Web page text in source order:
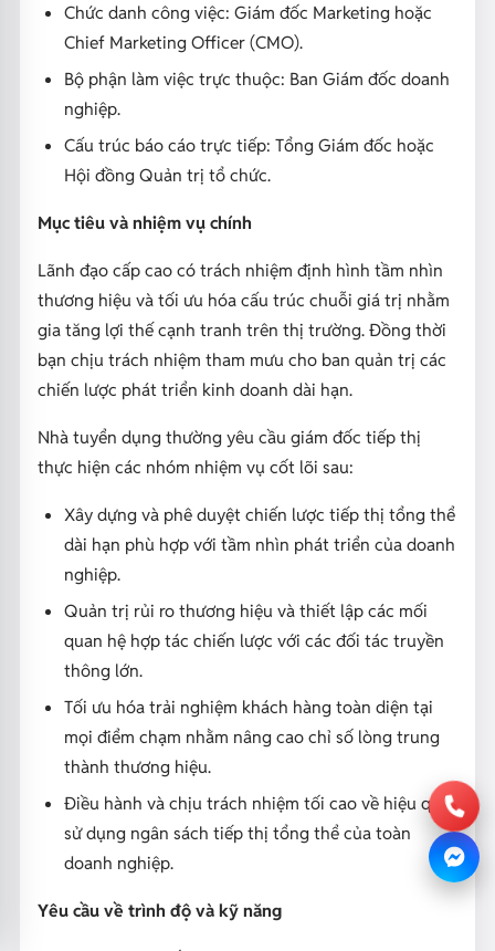
Chức danh công việc: Giám đốc Marketing hoặc
Chief Marketing Officer (CMO).
Bộ phận làm việc trực thuộc: Ban Giám đốc doanh
nghiệp.
Cấu trúc báo cáo trực tiếp: Tổng Giám đốc hoặc
Hội đồng Quản trị tổ chức.
Mục tiêu và nhiệm vụ chính
Lãnh đạo cấp cao có trách nhiệm định hình tầm nhìn
thương hiệu và tối ưu hóa cấu trúc chuỗi giá trị nhằm
gia tăng lợi thế cạnh tranh trên thị trường. Đồng thời
bạn chịu trách nhiệm tham mưu cho ban quản trị các
chiến lược phát triển kinh doanh dài hạn.
Nhà tuyển dụng thường yêu cầu giám đốc tiếp thị
thực hiện các nhóm nhiệm vụ cốt lõi sau:
Xây dựng và phê duyệt chiến lược tiếp thị tổng thể
dài hạn phù hợp với tầm nhìn phát triển của doanh
nghiệp.
Quản trị rủi ro thương hiệu và thiết lập các mối
quan hệ hợp tác chiến lược với các đối tác truyền
thông lớn.
Tối ưu hóa trải nghiệm khách hàng toàn diện tại
mọi điểm chạm nhằm nâng cao chỉ số lòng trung
thành thương hiệu.
Điều hành và chịu trách nhiệm tối cao về hiệu quả
sử dụng ngân sách tiếp thị tổng thể của toàn
doanh nghiệp.
Yêu cầu về trình độ và kỹ năng